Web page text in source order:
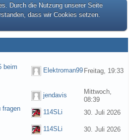
Durch die Nutzung unserer Seite
dass wir Cookies setzen.
beim
Elektroman99 Freitag, 19:33
jendavis
Mittwoch,
08:39
fragen
114SLi
30. Juli 2026
114SLi
30. Juli 2026